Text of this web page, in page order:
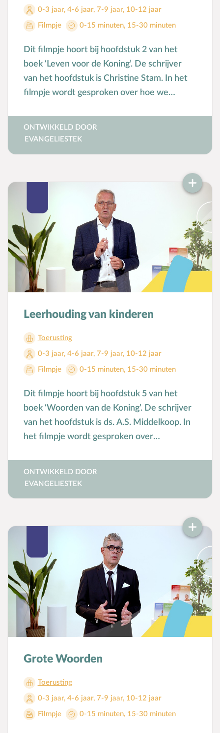
0-3 jaar, 4-6 jaar, 7-9 jaar, 10-12 jaar
Filmpje 0-15 minuten, 15-30 minuten
Dit filmpje hoort bij hoofdstuk 2 van het
boek ‘Leven voor de Koning’. De schrijver
van het hoofdstuk is Christine Stam. In het
filmpje wordt gesproken over hoe we
aantrekkelijke wereld.
ONTWIKKELD DOOR
EVANGELIESTEK
Leerhouding van kinderen
Toerusting
0-3 jaar, 4-6 jaar, 7-9 jaar, 10-12 jaar
Filmpje 0-15 minuten, 15-30 minuten
Dit filmpje hoort bij hoofdstuk 5 van het
boek ‘Woorden van de Koning’. De schrijver
van het hoofdstuk is ds. A.S. Middelkoop. In
het filmpje wordt gesproken over
ONTWIKKELD DOOR
EVANGELIESTEK
Grote Woorden
Toerusting
0-3 jaar, 4-6 jaar, 7-9 jaar, 10-12 jaar
Filmpje 0-15 minuten, 15-30 minuten